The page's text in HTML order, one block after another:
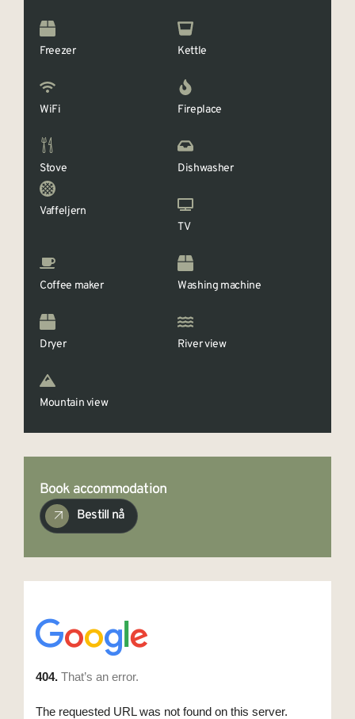
Freezer Kettle
WiFi Fireplace
Stove Dishwasher
Vaffeljern
TV
Coffee maker Washing machine
Dryer River view
Mountain view
Book accommodation
Bestill nå